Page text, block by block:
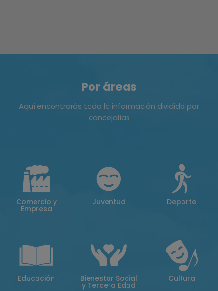
Por áreas
Aquí encontrarás toda la información dividida por
concejalías
Comercio y
Empresa
Juventud Deporte
Educación Bienestar Social
y Tercera Edad
Cultura